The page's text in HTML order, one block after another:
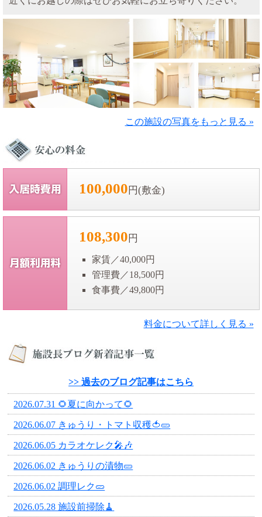
この施設の写真をもっと見る »
100,000 円(敷金)
108,300 円
家賃／40,000円
管理費／18,500円
食事費／49,800円
料金について詳しく見る »
>> 過去のブログ記事はこちら
2026.07.31 🌻夏に向かって🌻
2026.06.07 きゅうり・トマト収穫🍅🥒
2026.06.05 カラオケレク🎤🎶
2026.06.02 きゅうりの漬物🥒
2026.06.02 調理レク🥒
2026.05.28 施設前掃除🧹